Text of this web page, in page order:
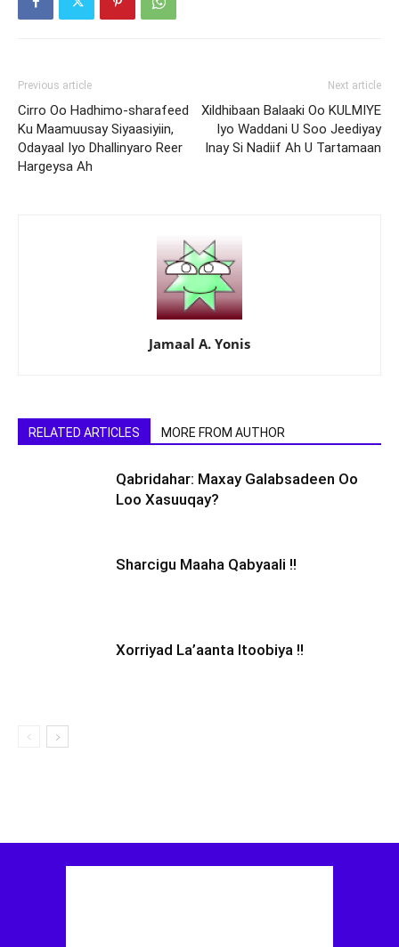
Previous article
Cirro Oo Hadhimo-sharafeed
Ku Maamuusay Siyaasiyiin,
Odayaal Iyo Dhallinyaro Reer
Hargeysa Ah
Next article
Xildhibaan Balaaki Oo KULMIYE
Iyo Waddani U Soo Jeediyay
Inay Si Nadiif Ah U Tartamaan
Jamaal A. Yonis
RELATED ARTICLES MORE FROM AUTHOR
Qabridahar: Maxay Galabsadeen Oo
Loo Xasuuqay?
Sharcigu Maaha Qabyaali !!
Xorriyad La’aanta Itoobiya !!